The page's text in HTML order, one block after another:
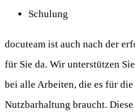
Schulung
docuteam ist auch nach der
für Sie da. Wir unterstützen
bei alle Arbeiten, die es für
Nutzbarhaltung braucht.